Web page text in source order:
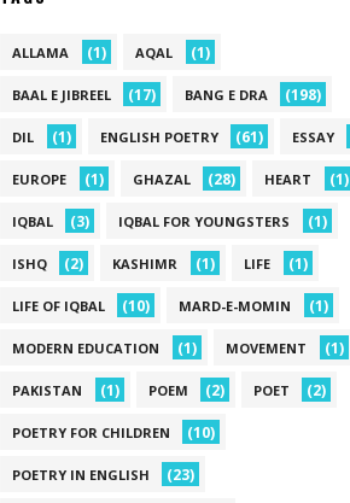
ALLAMA (1) AQAL (1)
BAAL E JIBREEL (17) BANG E DRA (198)
DIL (1) ENGLISH POETRY (61) ESSAY
EUROPE (1) GHAZAL (28) HEART (1)
IQBAL (3) IQBAL FOR YOUNGSTERS (1)
ISHQ (2) KASHIMR (1) LIFE (1)
LIFE OF IQBAL (10) MARD-E-MOMIN (1)
MODERN EDUCATION (1) MOVEMENT (1)
PAKISTAN (1) POEM (2) POET (2)
POETRY FOR CHILDREN (10)
POETRY IN ENGLISH (23)